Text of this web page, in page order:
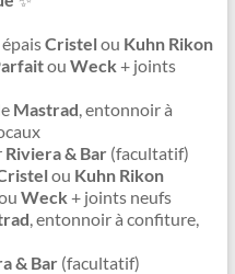
Cristelou Kuhn Rikon
ou Weck + joints
Mastrad, entonnoir à
Riviera & Bar(facultatif)
ou Kuhn Rikon
Weck + joints neufs
, entonnoir à confiture,
& Bar(facultatif)